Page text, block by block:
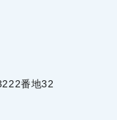
番地32